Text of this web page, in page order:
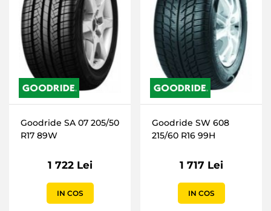
Goodride SA 07 205/50
R17 89W
1 722 Lei
IN COS
Goodride SW 608
215/60 R16 99H
1 717 Lei
IN COS